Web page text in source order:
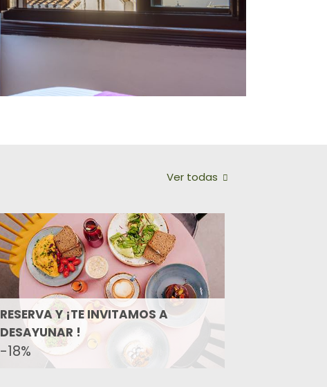
Ver todas
RESERVA Y ¡TE INVITAMOS A
DESAYUNAR !
-18%